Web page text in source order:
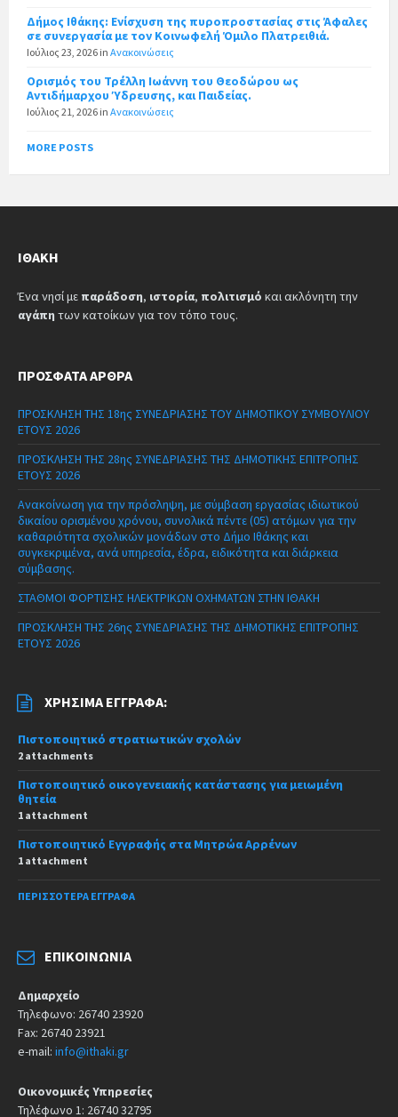
Δήμος Ιθάκης: Ενίσχυση της πυροπροστασίας στις Άφαλες
σε συνεργασία με τον Κοινωφελή Όμιλο Πλατρειθιά.
Ιούλιος 23, 2026 in Ανακοινώσεις
Ορισμός του Τρέλλη Ιωάννη του Θεοδώρου ως
Αντιδήμαρχου Ύδρευσης, και Παιδείας.
Ιούλιος 21, 2026 in Ανακοινώσεις
MORE POSTS
ΙΘΆΚΗ
Ένα νησί με παράδοση, ιστορία, πολιτισμό και ακλόνητη την
αγάπη των κατοίκων για τον τόπο τους.
ΠΡΌΣΦΑΤΑ ΆΡΘΡΑ
ΠΡΟΣΚΛΗΣΗ ΤΗΣ 18ης ΣΥΝΕΔΡΙΑΣΗΣ ΤΟΥ ΔΗΜΟΤΙΚΟΥ ΣΥΜΒΟΥΛΙΟΥ
ΕΤΟΥΣ 2026
ΠΡΟΣΚΛΗΣΗ ΤΗΣ 28ης ΣΥΝΕΔΡΙΑΣΗΣ ΤΗΣ ΔΗΜΟΤΙΚΗΣ ΕΠΙΤΡΟΠΗΣ
ΕΤΟΥΣ 2026
Ανακοίνωση για την πρόσληψη, με σύμβαση εργασίας ιδιωτικού
δικαίου ορισμένου χρόνου, συνολικά πέντε (05) ατόμων για την
καθαριότητα σχολικών μονάδων στο Δήμο Ιθάκης και
συγκεκριμένα, ανά υπηρεσία, έδρα, ειδικότητα και διάρκεια
σύμβασης.
ΣΤΑΘΜΟΙ ΦΟΡΤΙΣΗΣ ΗΛΕΚΤΡΙΚΩΝ ΟΧΗΜΑΤΩΝ ΣΤΗΝ ΙΘΑΚΗ
ΠΡΟΣΚΛΗΣΗ ΤΗΣ 26ης ΣΥΝΕΔΡΙΑΣΗΣ ΤΗΣ ΔΗΜΟΤΙΚΗΣ ΕΠΙΤΡΟΠΗΣ
ΕΤΟΥΣ 2026
ΧΡΉΣΙΜΑ ΈΓΓΡΑΦΑ:
Πιστοποιητικό στρατιωτικών σχολών
2 attachments
Πιστοποιητικό οικογενειακής κατάστασης για μειωμένη
θητεία
1 attachment
Πιστοποιητικό Εγγραφής στα Μητρώα Αρρένων
1 attachment
ΠΕΡΙΣΣΌΤΕΡΑ ΈΓΓΡΑΦΑ
ΕΠΙΚΟΙΝΩΝΊΑ
Δημαρχείο
Τηλεφωνο: 26740 23920
Fax: 26740 23921
e-mail: info@ithaki.gr
Οικονομικές Υπηρεσίες
Τηλέφωνο 1: 26740 32795